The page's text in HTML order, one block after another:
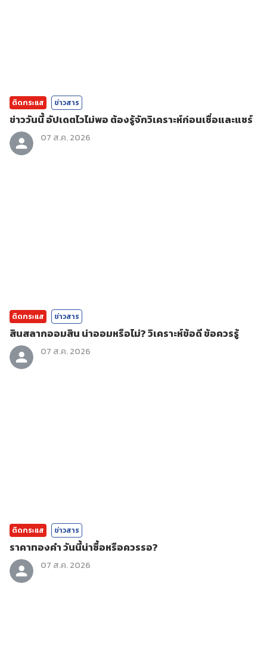
ติดกระแส ข่าวสาร
ข่าววันนี้ อัปเดตไวไม่พอ ต้องรู้จักวิเคราะห์ก่อนเชื่อและแชร์
07 ส.ค. 2026
ติดกระแส ข่าวสาร
สินสลากออมสิน น่าออมหรือไม่? วิเคราะห์ข้อดี ข้อควรรู้
07 ส.ค. 2026
ติดกระแส ข่าวสาร
ราคาทองคํา วันนี้น่าซื้อหรือควรรอ?
07 ส.ค. 2026